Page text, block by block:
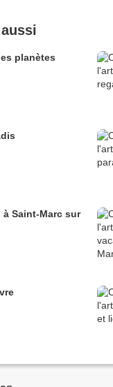
planètes
Saint-Marc sur